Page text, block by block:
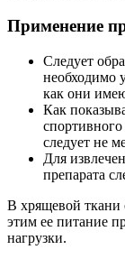
Применение
Следует
необходимо
как они
Как
следует не
Для
препарата
В хрящевой ткани
этим ее питание
нагрузки.